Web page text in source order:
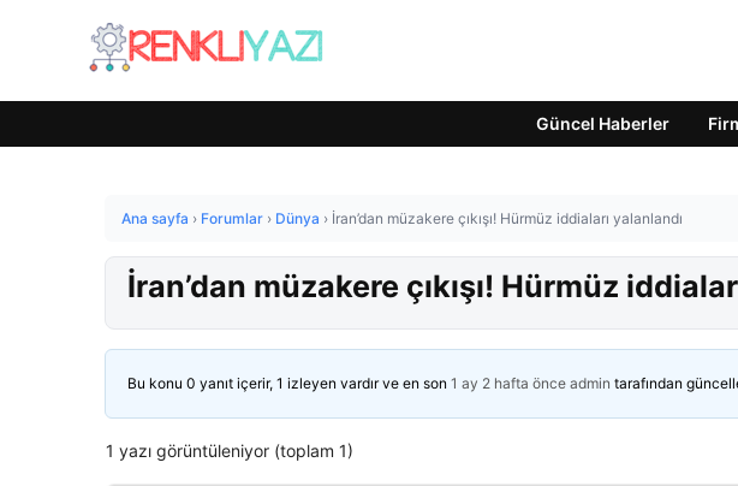
Güncel Haberler
Ana sayfa › Forumlar › Dünya › İran’dan müzakere çıkışı! Hürmüz iddiaları yalanlandı
İran’dan müzakere çıkışı! Hürmüz
Bu konu 0 yanıt içerir, 1 izleyen vardır ve en son 1 ay 2 hafta önce admin tarafından
1 yazı görüntüleniyor (toplam 1)